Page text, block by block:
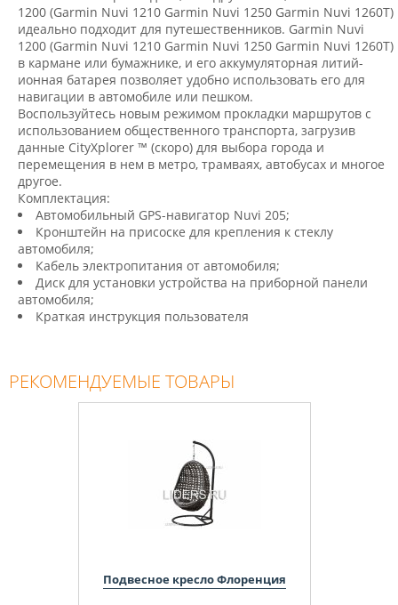
1200 (Garmin Nuvi 1210 Garmin Nuvi 1250 Garmin Nuvi 1260T)
идеально подходит для путешественников. Garmin Nuvi
1200 (Garmin Nuvi 1210 Garmin Nuvi 1250 Garmin Nuvi 1260T)
в кармане или бумажнике, и его аккумуляторная литий-
ионная батарея позволяет удобно использовать его для
навигации в автомобиле или пешком.
Воспользуйтесь новым режимом прокладки маршрутов с
использованием общественного транспорта, загрузив
данные CityXplorer ™ (скоро) для выбора города и
перемещения в нем в метро, трамваях, автобусах и многое
другое.
Комплектация:
Автомобильный GPS-навигатор Nuvi 205;
Кронштейн на присоске для крепления к стеклу
автомобиля;
Кабель электропитания от автомобиля;
Диск для установки устройства на приборной панели
автомобиля;
Краткая инструкция пользователя
РЕКОМЕНДУЕМЫЕ ТОВАРЫ
Подвесное кресло Флоренция